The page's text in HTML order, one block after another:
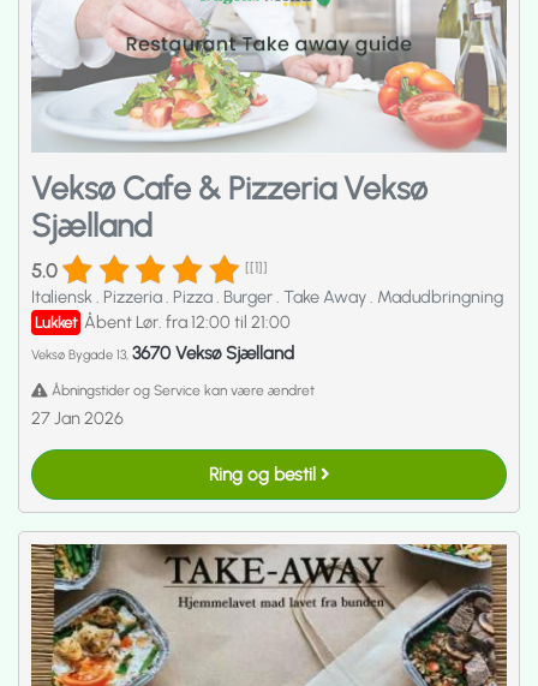
Veksø Cafe & Pizzeria Veksø
Sjælland
5.0 [[1]]
Italiensk. Pizzeria. Pizza. Burger. Take Away. Madudbringning
Lukket Åbent Lør. fra 12:00 til 21:00
Veksø Bygade 13, 3670 Veksø Sjælland
Åbningstider og Service kan være ændret
27 Jan 2026
Ring og bestil